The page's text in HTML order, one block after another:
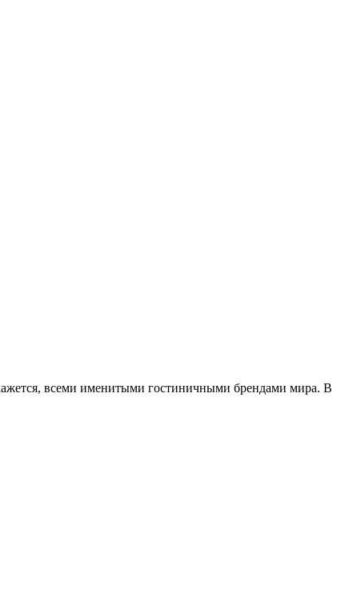
всеми именитыми гостиничными брендами мира. В